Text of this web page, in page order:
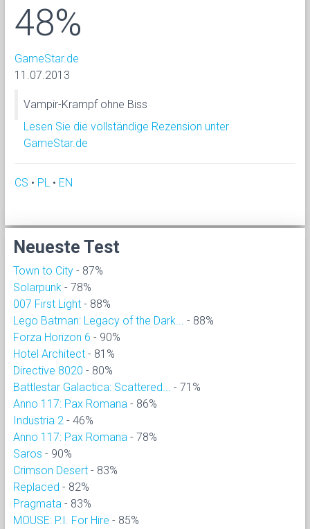
48%
GameStar.de
11.07.2013
Vampir-Krampf ohne Biss
Lesen Sie die vollständige Rezension unter
GameStar.de
CS • PL • EN
Neueste Test
Town to City - 87%
Solarpunk - 78%
007 First Light - 88%
Lego Batman: Legacy of the Dark...
- 88%
Forza Horizon 6 - 90%
Hotel Architect - 81%
Directive 8020 - 80%
Battlestar Galactica: Scattered...
- 71%
Anno 117: Pax Romana - 86%
Industria 2 - 46%
Anno 117: Pax Romana - 78%
Saros - 90%
Crimson Desert - 83%
Replaced - 82%
Pragmata - 83%
MOUSE: P.I. For Hire - 85%